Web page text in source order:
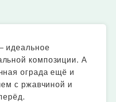
идеальное
композиции. А
ограда ещё и
с ржавчиной и